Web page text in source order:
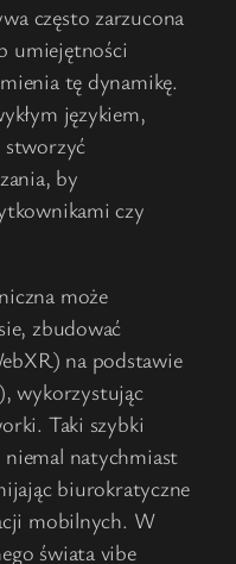
często zarzucona
umiejętności
tę dynamikę.
językiem,
stworzyć
by
czy
może
zbudować
na podstawie
wykorzystując
Taki szybki
natychmiast
biurokratyczne
mobilnych. W
świata vibe